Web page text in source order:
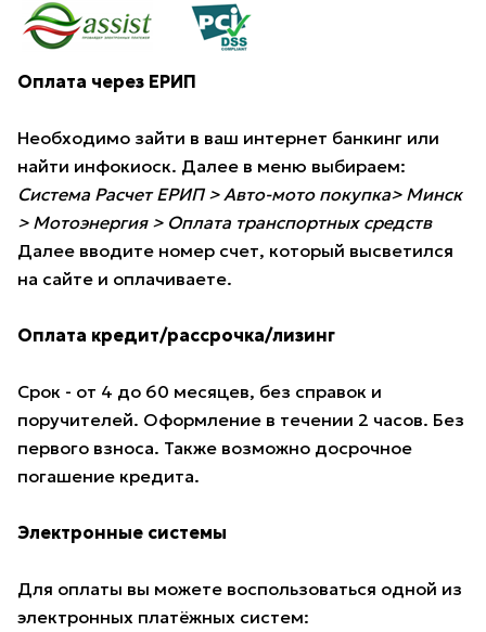
Оплата через ЕРИП
Необходимо зайти в ваш интернет банкинг или
найти инфокиоск. Далее в меню выбираем:
Система Расчет ЕРИП > Авто-мото покупка> Минск
> Мотоэнергия > Оплата транспортных средств
Далее вводите номер счет, который высветился
на сайте и оплачиваете.
Оплата кредит/рассрочка/лизинг
Срок - от 4 до 60 месяцев, без справок и
поручителей. Оформление в течении 2 часов. Без
первого взноса. Также возможно досрочное
погашение кредита.
Электронные системы
Для оплаты вы можете воспользоваться одной из
электронных платёжных систем: